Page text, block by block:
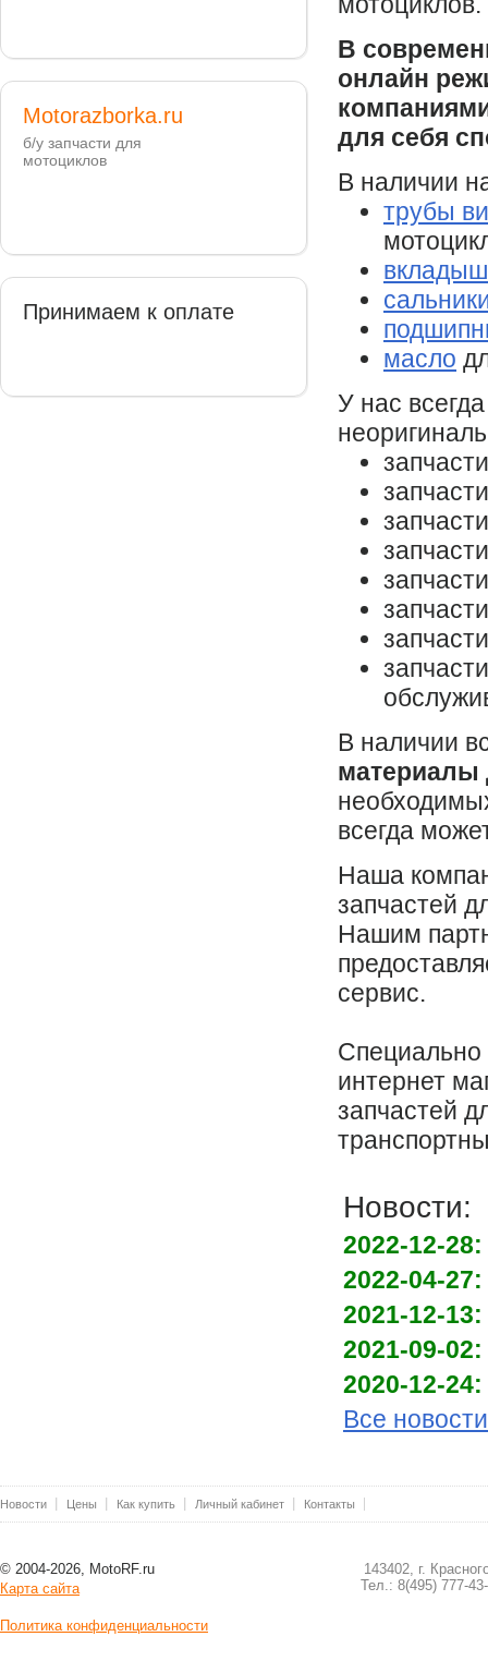
В
онлайн
для себя
В наличии
трубы
масло
У нас
В наличии
материалы
всегда
Наша
запчастей
Нашим
сервис.
Специально
интернет
запчастей
Новости:
2022-12-28:
2022-04-27:
2021-12-13:
2021-09-02:
2020-12-24:
Все
Motorazborka.ru
б/у запчасти для
мотоциклов
Принимаем к оплате
Новости Цены Как купить Личный кабинет Контакты
© 2004-2026, MotoRF.ru
Карта сайта
Политика конфиденциальности
143402, г.
Тел.: 8(495) 777-